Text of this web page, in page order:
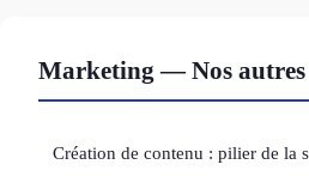
Marketing — Nos autres
Création de contenu : pilier de la